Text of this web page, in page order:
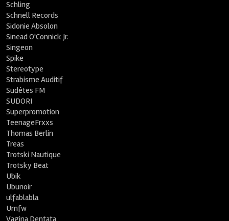
Schling
Schnell Records
Sidonie Absolon
Sinead O'Connick Jr.
Singeon
Spike
Stereotype
Strabisme Auditif
Sudètes FM
SUDORI
Superpromotion
TeenageFrxxs
Thomas Berlin
Treas
Trotski Nautique
Trotsky Beat
Ubik
Ubunoir
ulfablabla
Umfw
Vagina Dentata